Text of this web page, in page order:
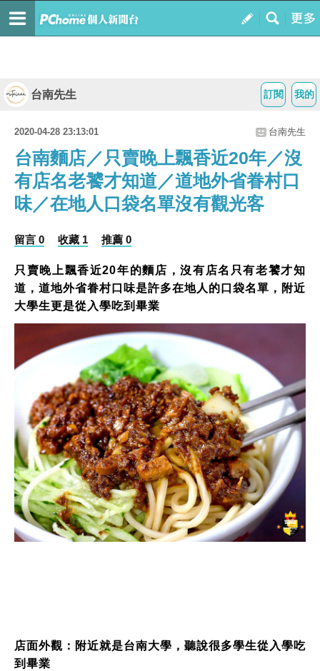
我的
訂閱
台南先生
2020-04-28 23:13:01 台南先生
台南麵店／只賣晚上飄香近20年／沒
有店名老饕才知道／道地外省眷村口
味／在地人口袋名單沒有觀光客
留言 0 收藏 1 推薦 0
只賣晚上飄香近20年的麵店，沒有店名只有老饕才知
道，道地外省眷村口味是許多在地人的口袋名單，附近
大學生更是從入學吃到畢業
店面外觀：附近就是台南大學，聽說很多學生從入學吃
到畢業